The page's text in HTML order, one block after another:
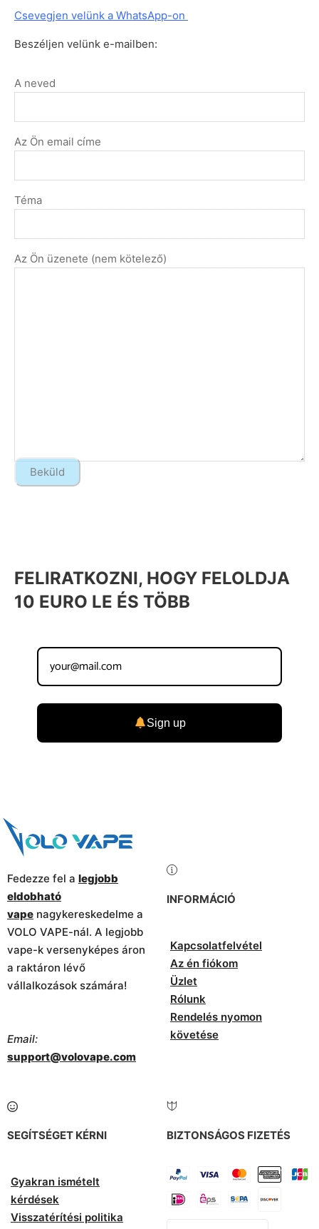
Csevegjen velünk a WhatsApp-on
Beszéljen velünk e-mailben:
A neved
Az Ön email címe
Téma
Az Ön üzenete (nem kötelező)
FELIRATKOZNI, HOGY FELOLDJA
10 EURO LE ÉS TÖBB
Sign up
Fedezze fel a legjobb
eldobható
vape nagykereskedelme a
VOLO VAPE-nál. A legjobb
vape-k versenyképes áron
a raktáron lévő
vállalkozások számára!
Email:
support@volovape.com
INFORMÁCIÓ
Kapcsolatfelvétel
Az én fiókom
Üzlet
Rólunk
Rendelés nyomon
követése
SEGÍTSÉGET KÉRNI
Gyakran ismételt
kérdések
Visszatérítési politika
BIZTONSÁGOS FIZETÉS